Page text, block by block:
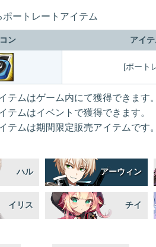
ートレートアイテム
ン アイ
[ポート
テムはゲーム内にて獲得できます
テムはイベントで獲得できます。
テムは期間限定販売アイテムです
ハル アーウィン
イリス チイ